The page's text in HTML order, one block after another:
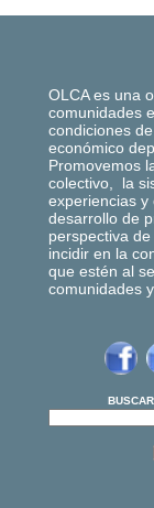
OLCA es una
comunidades
condiciones
económico
Promovemos
colectivo, la
experiencias y
desarrollo de
perspectiva
incidir en la
que estén al
comunidades
BUSCAR